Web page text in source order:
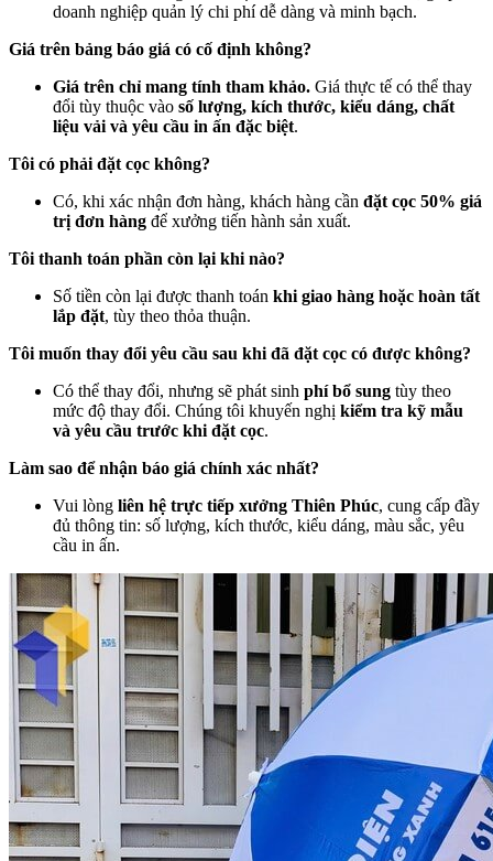
doanh nghiệp quản lý chi phí dễ dàng và minh bạch.
Giá trên bảng báo giá có cố định không?
Giá trên chỉ mang tính tham khảo. Giá thực tế có thể thay
đổi tùy thuộc vào số lượng, kích thước, kiểu dáng, chất
liệu vải và yêu cầu in ấn đặc biệt.
Tôi có phải đặt cọc không?
Có, khi xác nhận đơn hàng, khách hàng cần đặt cọc 50% giá
trị đơn hàng để xưởng tiến hành sản xuất.
Tôi thanh toán phần còn lại khi nào?
Số tiền còn lại được thanh toán khi giao hàng hoặc hoàn tất
lắp đặt, tùy theo thỏa thuận.
Tôi muốn thay đổi yêu cầu sau khi đã đặt cọc có được không?
Có thể thay đổi, nhưng sẽ phát sinh phí bổ sung tùy theo
mức độ thay đổi. Chúng tôi khuyến nghị kiểm tra kỹ mẫu
và yêu cầu trước khi đặt cọc.
Làm sao để nhận báo giá chính xác nhất?
Vui lòng liên hệ trực tiếp xưởng Thiên Phúc, cung cấp đầy
đủ thông tin: số lượng, kích thước, kiểu dáng, màu sắc, yêu
cầu in ấn.